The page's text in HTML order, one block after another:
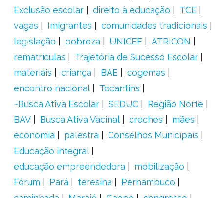
Exclusão escolar
direito à educação
TCE
vagas
Imigrantes
comunidades tradicionais
legislação
pobreza UNICEF
ATRICON
rematrículas
Trajetória de Sucesso Escolar
materiais
criança BAE
cogemas
encontro nacional
Tocantins
~Busca Ativa Escolar
SEDUC
Região Norte
BAV
Busca Ativa Vacinal creches
mães
economia
palestra
Conselhos Municipais
Educação integral
educação empreendedora
mobilização
Fórum
Pará teresina
Pernambuco